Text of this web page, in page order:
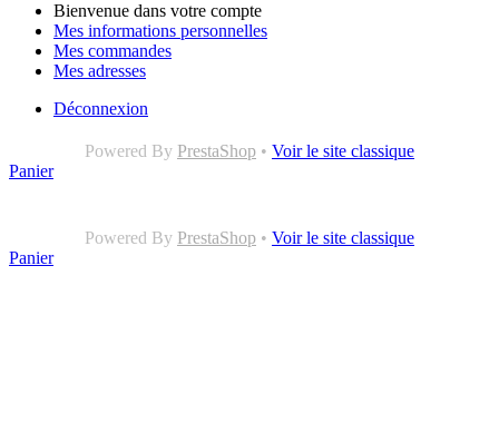
Bienvenue dans votre compte
Mes informations personnelles
Mes commandes
Mes adresses
Déconnexion
Powered By PrestaShop • Voir le site classique
Panier
Powered By PrestaShop • Voir le site classique
Panier